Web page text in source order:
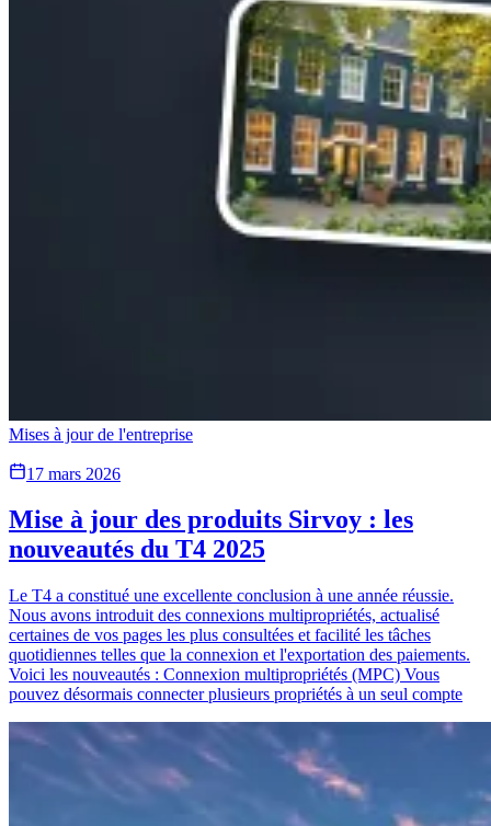
Mises à jour de l'entreprise
17 mars 2026
Mise à jour des produits Sirvoy : les
nouveautés du T4 2025
Le T4 a constitué une excellente conclusion à une année réussie.
Nous avons introduit des connexions multipropriétés, actualisé
certaines de vos pages les plus consultées et facilité les tâches
quotidiennes telles que la connexion et l'exportation des paiements.
Voici les nouveautés : Connexion multipropriétés (MPC) Vous
pouvez désormais connecter plusieurs propriétés à un seul compte